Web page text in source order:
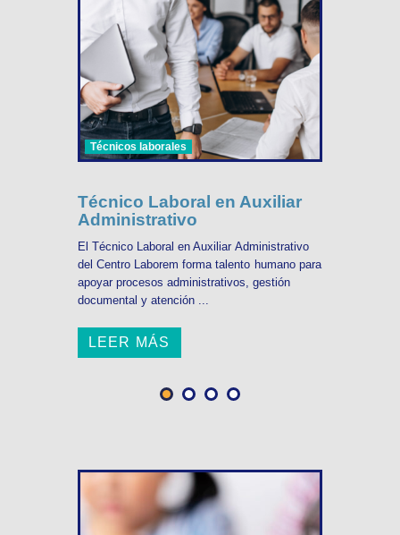
Técnicos laborales
Técnico Laboral en Auxiliar
Administrativo
El Técnico Laboral en Auxiliar Administrativo
del Centro Laborem forma talento humano para
apoyar procesos administrativos, gestión
documental y atención ...
LEER MÁS